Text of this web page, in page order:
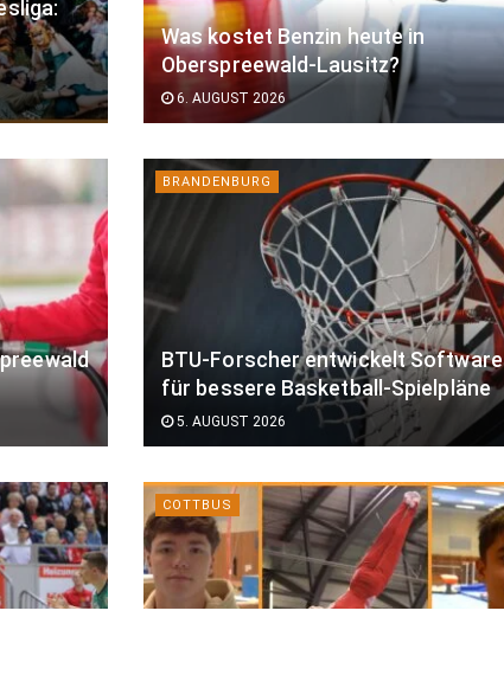
Was kostet Benzin heute in
Oberspreewald-Lausitz?
6. AUGUST 2026
BRANDENBURG
BTU-Forscher entwickelt Software
für bessere Basketball-Spielpläne
5. AUGUST 2026
COTTBUS